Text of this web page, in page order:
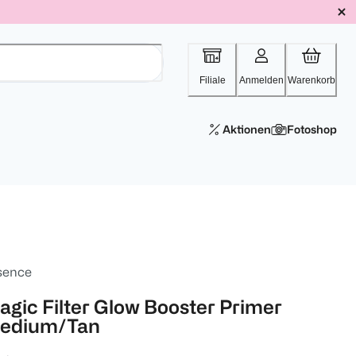
Filiale Anmelden Warenkorb
Aktionen Fotoshop
Filter Glow Booster Primer
Tan